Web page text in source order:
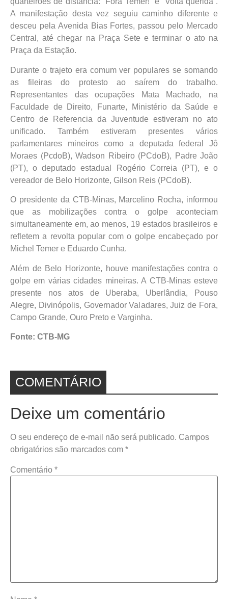
A manifestação desta vez seguiu caminho diferente e
desceu pela Avenida Bias Fortes, passou pelo Mercado
Central, até chegar na Praça Sete e terminar o ato na
Praça da Estação.
Durante o trajeto era comum ver populares se somando
as fileiras do protesto ao saírem do trabalho.
Representantes das ocupações Mata Machado, na
Faculdade de Direito, Funarte, Ministério da Saúde e
Centro de Referencia da Juventude estiveram no ato
unificado. Também estiveram presentes vários
parlamentares mineiros como a deputada federal Jô
Moraes (PcdoB), Wadson Ribeiro (PCdoB), Padre João
(PT), o deputado estadual Rogério Correia (PT), e o
vereador de Belo Horizonte, Gilson Reis (PCdoB).
O presidente da CTB-Minas, Marcelino Rocha, informou
que as mobilizações contra o golpe aconteciam
simultaneamente em, ao menos, 19 estados brasileiros e
refletem a revolta popular com o golpe encabeçado por
Michel Temer e Eduardo Cunha.
Além de Belo Horizonte, houve manifestações contra o
golpe em várias cidades mineiras. A CTB-Minas esteve
presente nos atos de Uberaba, Uberlândia, Pouso
Alegre, Divinópolis, Governador Valadares, Juiz de Fora,
Campo Grande, Ouro Preto e Varginha.
Fonte: CTB-MG
COMENTÁRIO
Deixe um comentário
O seu endereço de e-mail não será publicado. Campos
obrigatórios são marcados com *
Comentário *